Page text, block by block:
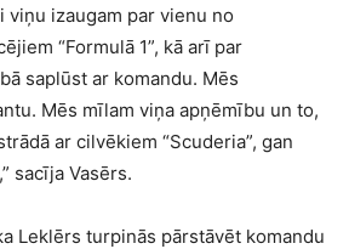
viņu izaugam par vienu no
“Formulā 1”, kā arī par
saplūst ar komandu. Mēs
Mēs mīlam viņa apņēmību un to,
ar cilvēkiem “Scuderia”, gan
sacīja Vasērs.
Leklērs turpinās pārstāvēt komandu